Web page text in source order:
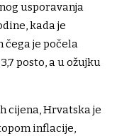
usporavanja
kada je
čega je počela
posto, a u ožujku
cijena, Hrvatska je
inflacije,